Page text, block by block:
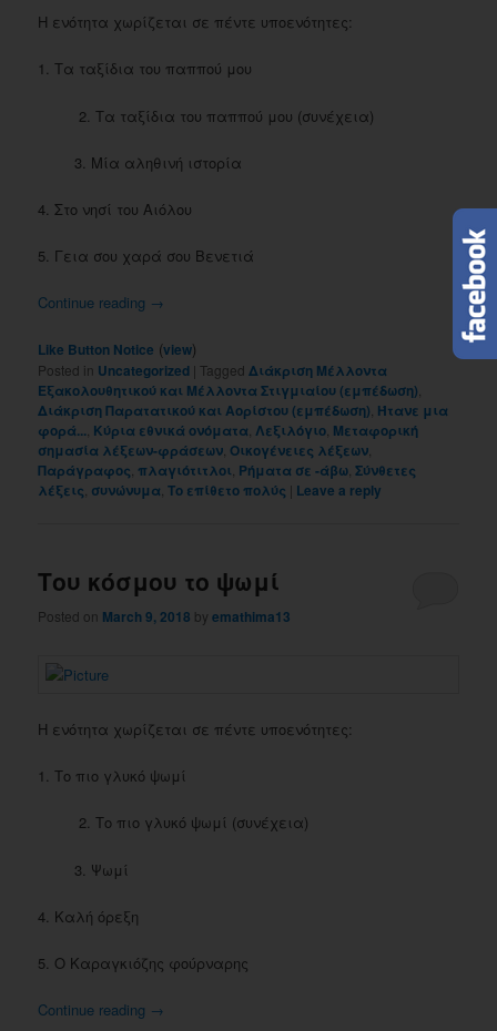
Η ενότητα χωρίζεται σε πέντε υποενότητες:
1. Τα ταξίδια του παππού μου
2. Τα ταξίδια του παππού μου (συνέχεια)
3. Μία αληθινή ιστορία
4. Στο νησί του Αιόλου
5. Γεια σου χαρά σου Βενετιά
Continue reading →
Like Button Notice (view)
Posted in Uncategorized | Tagged Διάκριση Μέλλοντα
Εξακολουθητικού και Μέλλοντα Στιγμιαίου (εμπέδωση)
Διάκριση Παρατατικού και Αορίστου (εμπέδωση) Ήτανε μια
φορά... Κύρια εθνικά ονόματα Λεξιλόγιο Μεταφορική
σημασία λέξεων-φράσεων ,Οικογένειες λέξεων
Παράγραφος πλαγιότιτλοι Ρήματα σε -άβω ,Σύνθετες
λέξεις συνώνυμα ,Το επίθετο πολύς | Leave a reply
Του κόσμου το ψωμί
Posted on March 9, 2018 byemathima13
Η ενότητα χωρίζεται σε πέντε υποενότητες:
1. Το πιο γλυκό ψωμί
2. Το πιο γλυκό ψωμί (συνέχεια)
3. Ψωμί
4. Καλή όρεξη
5. Ο Καραγκιόζης φούρναρης
Continue reading →